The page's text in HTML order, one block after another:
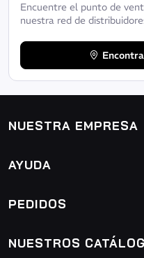
Encuentre el punto de
nuestra red de
NUESTRA EMPRESA
AYUDA
PEDIDOS
NUESTROS